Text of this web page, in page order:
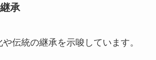
承
伝統の継承を示唆しています。